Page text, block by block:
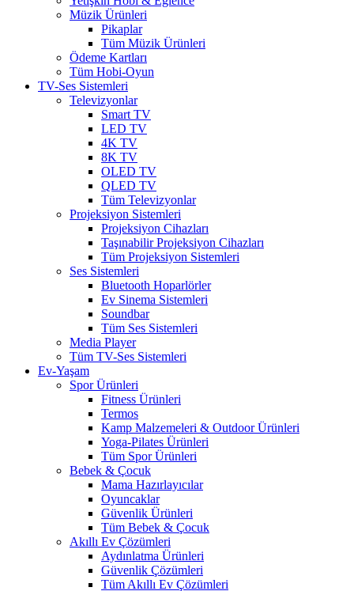
Müzik Ürünleri
Pikaplar
Tüm Müzik Ürünleri
Ödeme Kartları
Tüm Hobi-Oyun
TV-Ses Sistemleri
Televizyonlar
Smart TV
LED TV
4K TV
8K TV
OLED TV
QLED TV
Tüm Televizyonlar
Projeksiyon Sistemleri
Projeksiyon Cihazları
Taşınabilir Projeksiyon Cihazları
Tüm Projeksiyon Sistemleri
Ses Sistemleri
Bluetooth Hoparlörler
Ev Sinema Sistemleri
Soundbar
Tüm Ses Sistemleri
Media Player
Tüm TV-Ses Sistemleri
Ev-Yaşam
Spor Ürünleri
Fitness Ürünleri
Termos
Kamp Malzemeleri & Outdoor Ürünleri
Yoga-Pilates Ürünleri
Tüm Spor Ürünleri
Bebek & Çocuk
Mama Hazırlayıcılar
Oyuncaklar
Güvenlik Ürünleri
Tüm Bebek & Çocuk
Akıllı Ev Çözümleri
Aydınlatma Ürünleri
Güvenlik Çözümleri
Tüm Akıllı Ev Çözümleri